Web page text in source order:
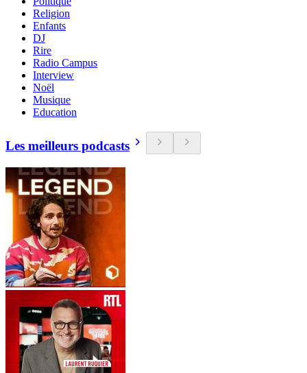
Religion
Enfants
DJ
Rire
Radio Campus
Interview
Noël
Musique
Education
Les meilleurs podcasts